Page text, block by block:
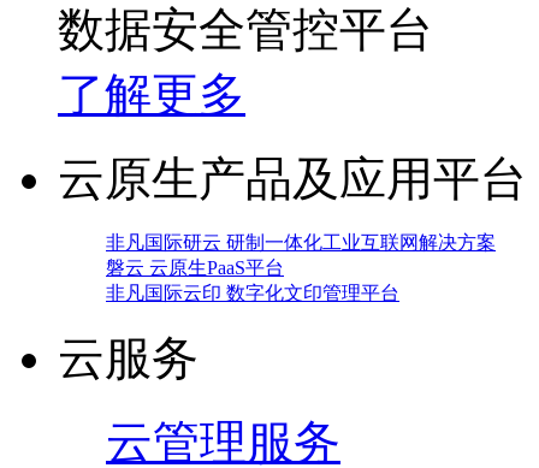
数据安全管控平台
了解更多
云原生产品及应用平台
非凡国际研云 研制一体化工业互联网解决方案
磐云 云原生PaaS平台
非凡国际云印 数字化文印管理平台
云服务
云管理服务